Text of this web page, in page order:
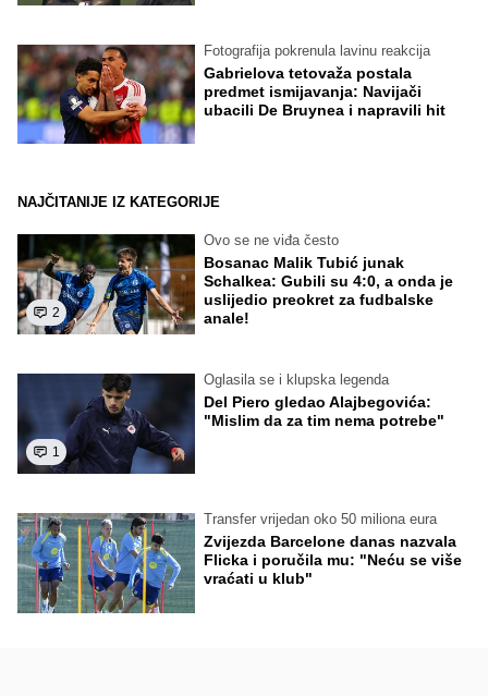
Fotografija pokrenula lavinu reakcija
Gabrielova tetovaža postala
predmet ismijavanja: Navijači
ubacili De Bruynea i napravili hit
NAJČITANIJE IZ KATEGORIJE
2
Ovo se ne viđa često
Bosanac Malik Tubić junak
Schalkea: Gubili su 4:0, a onda je
uslijedio preokret za fudbalske
anale!
1
Oglasila se i klupska legenda
Del Piero gledao Alajbegovića:
"Mislim da za tim nema potrebe"
Transfer vrijedan oko 50 miliona eura
Zvijezda Barcelone danas nazvala
Flicka i poručila mu: "Neću se više
vraćati u klub"